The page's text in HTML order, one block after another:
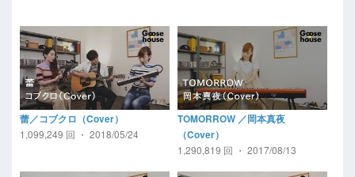
蕾／コブクロ（Cover）
1,099,249 回 ・ 2018/05/24
TOMORROW ／岡本真夜
（Cover）
1,290,819 回 ・ 2017/08/13